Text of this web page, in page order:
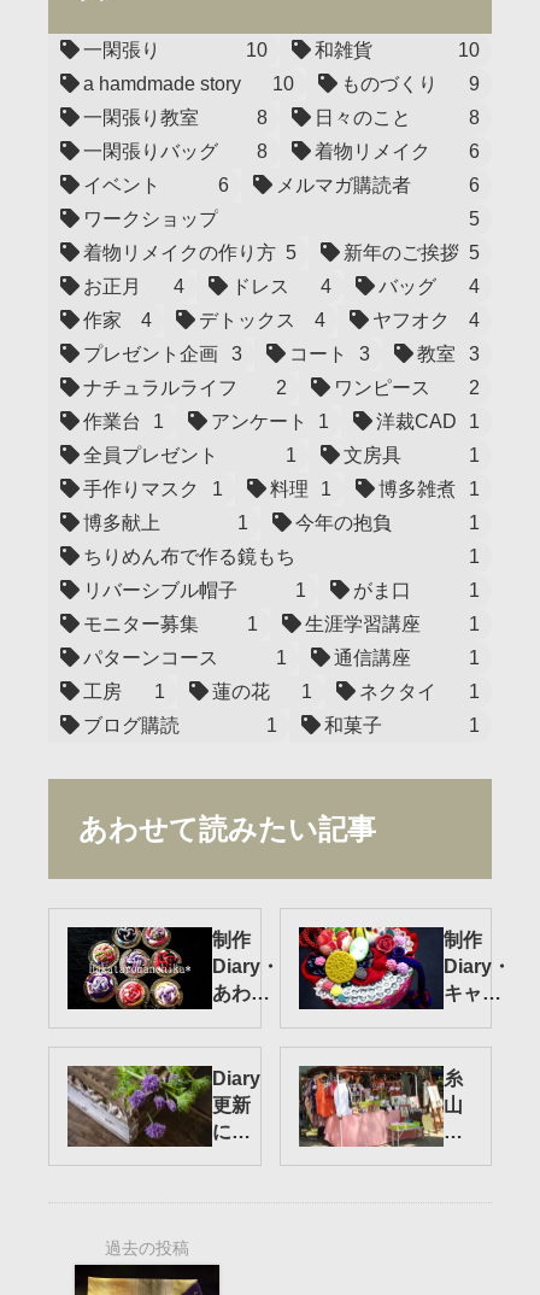
一閑張り 10 和雑貨
10
a hamdmade story
10 ものづくり
9
一閑張り教室
8 日々のこと
8
一閑張りバッグ
8 着物リメイク
6
イベント
6 メルマガ購読者
6
ワークショップ
5
着物リメイクの作り方 5 新年のご挨拶 5
お正月
4 ドレス 4 バッグ
4
作家
4 デトックス 4 ヤフオク
4
プレゼント企画
3 コート 3 教室
3
ナチュラルライフ
2 ワンピース
2
作業台
1 アンケート 1 洋裁CAD
1
全員プレゼント
1 文房具
1
手作りマスク
1 料理 1 博多雑煮
1
博多献上
1 今年の抱負
1
ちりめん布で作る鏡もち
1
リバーシブル帽子
1 がま口
1
モニター募集
1 生涯学習講座
1
パターンコース
1 通信講座
1
工房
1 蓮の花 1 ネクタイ
1
ブログ購読
1 和菓子 1
あわせて読みたい記事
制作
Diary・
あわじ
グハン
ガー
制作
Diary・
キャン
ット
Diary
更新
に訳
糸
山
自